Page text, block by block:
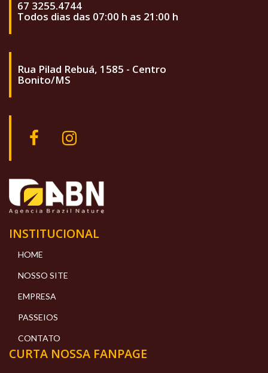
67 3255.4744
Todos dias das 07:00 h as 21:00 h
Rua Pilad Rebuá, 1585 - Centro
Bonito/MS
INSTITUCIONAL
HOME
NOSSO SITE
EMPRESA
PASSEIOS
CONTATO
CURTA NOSSA FANPAGE